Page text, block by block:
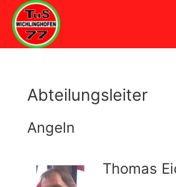
Abteilungsleiter
Angeln
Thomas